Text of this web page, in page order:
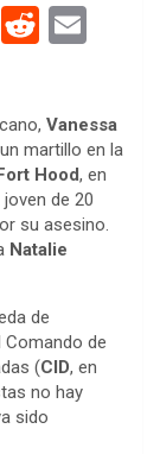
E
R
di
t
Vanessa
martillo en la
Hood, en
de 20
su asesino.
Natalie
de
Comando de
(CID, en
no hay
sido